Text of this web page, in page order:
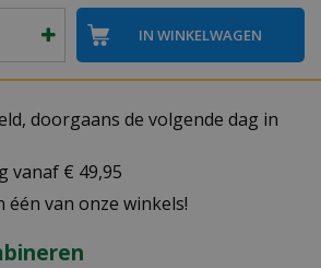
doorgaans de volgende dag in
vanaf € 49,95
één van onze winkels!